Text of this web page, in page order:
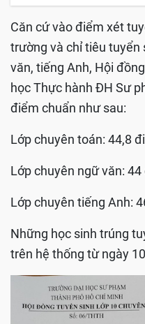
Căn cứ vào điểm xét
trường và chỉ tiêu tuyển
văn, tiếng Anh, Hội
học Thực hành ĐH Sư
điểm chuẩn như sau:
Lớp chuyên toán: 44,8
Lớp chuyên ngữ văn:
Lớp chuyên tiếng Anh:
Những học sinh trúng
trên hệ thống từ ngày